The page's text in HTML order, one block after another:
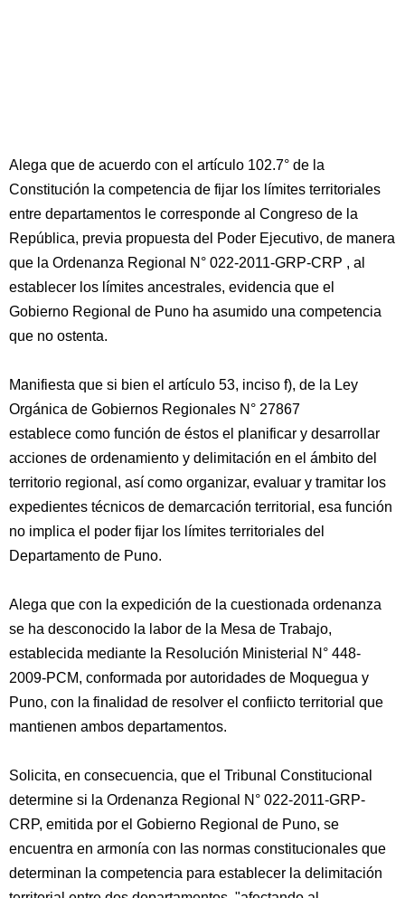
Alega que de acuerdo con el artículo 102.7° de la
Constitución la competencia de fijar los límites territoriales
entre departamentos le corresponde al Congreso de la
República, previa propuesta del Poder Ejecutivo, de manera
que la Ordenanza Regional N° 022-2011-GRP-CRP , al
establecer los límites ancestrales, evidencia que el
Gobierno Regional de Puno ha asumido una competencia
que no ostenta.
Manifiesta que si bien el artículo 53, inciso f), de la Ley
Orgánica de Gobiernos Regionales N° 27867
establece como función de éstos el planificar y desarrollar
acciones de ordenamiento y delimitación en el ámbito del
territorio regional, así como organizar, evaluar y tramitar los
expedientes técnicos de demarcación territorial, esa función
no implica el poder fijar los límites territoriales del
Departamento de Puno.
Alega que con la expedición de la cuestionada ordenanza
se ha desconocido la labor de la Mesa de Trabajo,
establecida mediante la Resolución Ministerial N° 448-
2009-PCM, conformada por autoridades de Moquegua y
Puno, con la finalidad de resolver el confiicto territorial que
mantienen ambos departamentos.
Solicita, en consecuencia, que el Tribunal Constitucional
determine si la Ordenanza Regional N° 022-2011-GRP-
CRP, emitida por el Gobierno Regional de Puno, se
encuentra en armonía con las normas constitucionales que
determinan la competencia para establecer la delimitación